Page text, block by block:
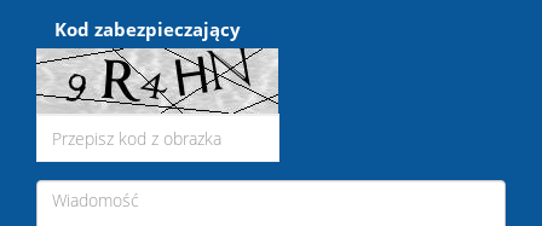
Kod zabezpieczający